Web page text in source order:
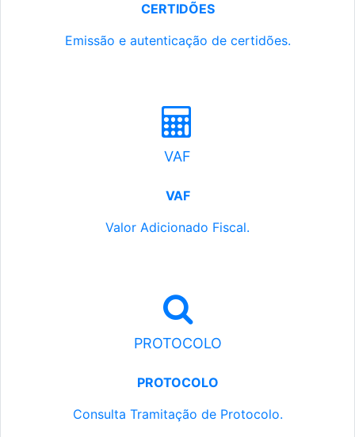
CERTIDÕES
Emissão e autenticação de certidões.
VAF
VAF
Valor Adicionado Fiscal.
PROTOCOLO
PROTOCOLO
Consulta Tramitação de Protocolo.